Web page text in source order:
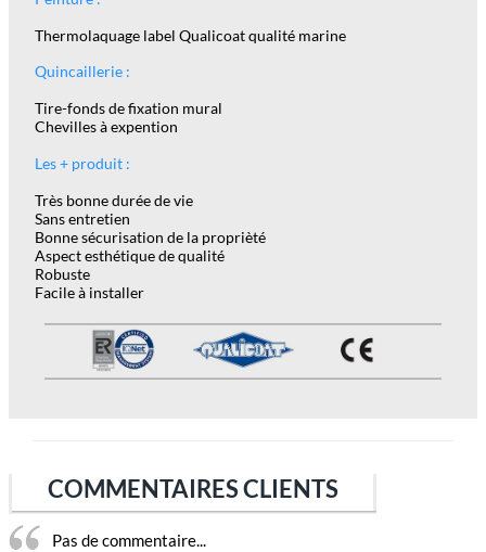
Thermolaquage label Qualicoat qualité marine
Quincaillerie :
Tire-fonds de fixation mural
Chevilles à expention
Les + produit :
Très bonne durée de vie
Sans entretien
Bonne sécurisation de la proprièté
Aspect esthétique de qualité
Robuste
Facile à installer
COMMENTAIRES CLIENTS
Pas de commentaire...